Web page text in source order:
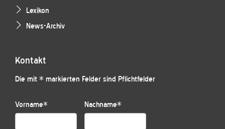
Lexikon
News-Archiv
Kontakt
Die mit * markierten Felder sind Pflichtfelder
Vorname* Nachname*